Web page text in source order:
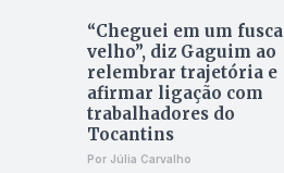
“Cheguei em um fusca
velho”, diz Gaguim ao
relembrar trajetória e
afirmar ligação com
trabalhadores do
Tocantins
Por Júlia Carvalho